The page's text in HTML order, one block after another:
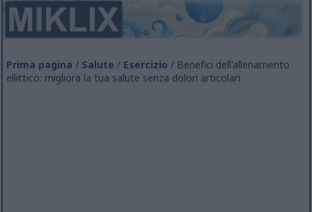
Prima pagina / Salute / Esercizio / Benefici dell'allenamento
ellittico: migliora la tua salute senza dolori articolari